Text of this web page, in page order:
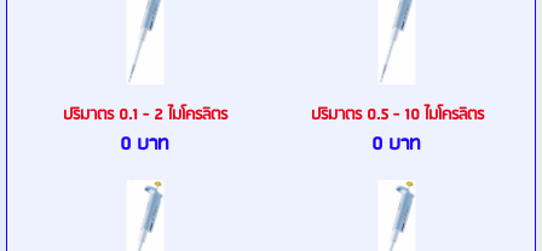
ปริมาตร 0.1 - 2 ไมโครลิตร
0 บาท
ปริมาตร 0.5 - 10 ไมโครลิตร
0 บาท